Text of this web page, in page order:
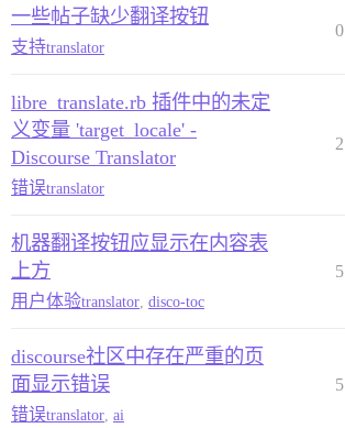
一些帖子缺少翻译按钮
支持translator
0
libre_translate.rb 插件中的未定
义变量 'target_locale' -
Discourse Translator
错误translator
2
机器翻译按钮应显示在内容表
上方
用户体验translator disco-toc
5
discourse社区中存在严重的页
面显示错误
错误translator ai
5